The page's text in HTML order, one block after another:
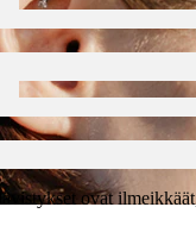
ovat